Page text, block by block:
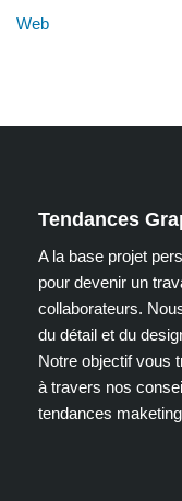
Web
Tendances
A la base projet
pour devenir un
collaborateurs.
du détail et du
Notre objectif vous
à travers nos
tendances